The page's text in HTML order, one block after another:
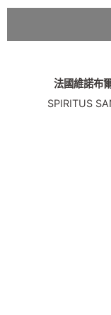
法國維諾布
SPIRITUS